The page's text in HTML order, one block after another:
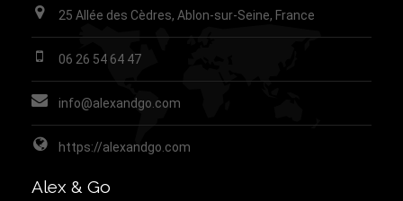
25 Allée des Cèdres, Ablon-sur-Seine, France
06 26 54 64 47
info@alexandgo.com
https://alexandgo.com
Alex & Go